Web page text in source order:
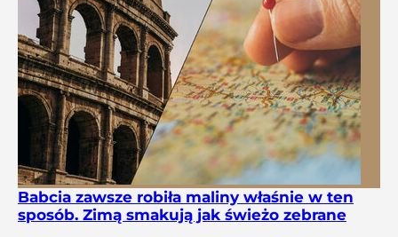
Babcia zawsze robiła maliny właśnie w ten
sposób. Zimą smakują jak świeżo zebrane